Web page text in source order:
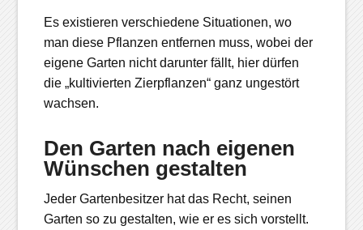
Es existieren verschiedene Situationen, wo
man diese Pflanzen entfernen muss, wobei der
eigene Garten nicht darunter fällt, hier dürfen
die „kultivierten Zierpflanzen“ ganz ungestört
wachsen.
Den Garten nach eigenen
Wünschen gestalten
Jeder Gartenbesitzer hat das Recht, seinen
Garten so zu gestalten, wie er es sich vorstellt.